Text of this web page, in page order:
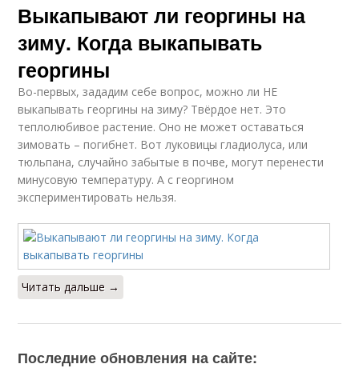
Выкапывают ли георгины на
зиму. Когда выкапывать
георгины
Во-первых, зададим себе вопрос, можно ли НЕ
выкапывать георгины на зиму? Твёрдое нет. Это
теплолюбивое растение. Оно не может оставаться
зимовать – погибнет. Вот луковицы гладиолуса, или
тюльпана, случайно забытые в почве, могут перенести
минусовую температуру. А с георгином
экспериментировать нельзя.
Читать дальше →
Последние обновления на сайте: